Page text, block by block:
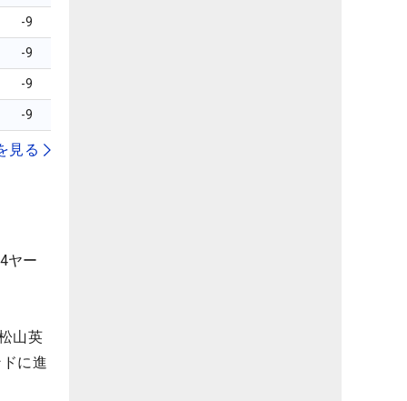
-9
-9
-9
-9
見る
ヤー
山英
に進